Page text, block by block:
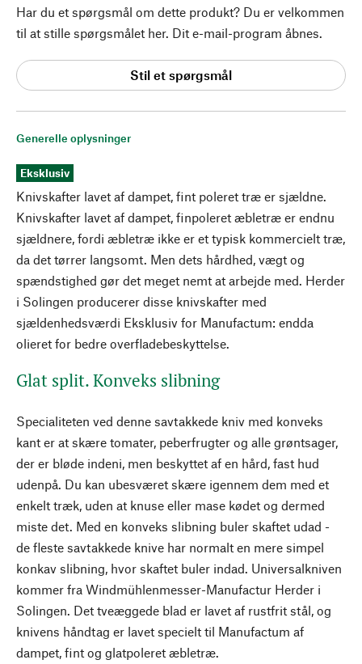
Generelle oplysninger
Eksklusiv
Knivskafter lavet af dampet, fint poleret træ er sjældne.
Knivskafter lavet af dampet, finpoleret æbletræ er endnu
sjældnere, fordi æbletræ ikke er et typisk kommercielt træ,
da det tørrer langsomt. Men dets hårdhed, vægt og
spændstighed gør det meget nemt at arbejde med. Herder
i Solingen producerer disse knivskafter med
sjældenhedsværdi Eksklusiv for Manufactum: endda
olieret for bedre overfladebeskyttelse.
Glat split. Konveks slibning
Specialiteten ved denne savtakkede kniv med konveks
kant er at skære tomater, peberfrugter og alle grøntsager,
der er bløde indeni, men beskyttet af en hård, fast hud
udenpå. Du kan ubesværet skære igennem dem med et
enkelt træk, uden at knuse eller mase kødet og dermed
miste det. Med en konveks slibning buler skaftet udad -
de fleste savtakkede knive har normalt en mere simpel
konkav slibning, hvor skaftet buler indad. Universalkniven
kommer fra Windmühlenmesser-Manufactur Herder i
Solingen. Det tveæggede blad er lavet af rustfrit stål, og
knivens håndtag er lavet specielt til Manufactum af
dampet, fint og glatpoleret æbletræ.
Har du et spørgsmål om dette produkt? Du er velkommen
til at stille spørgsmålet her. Dit e-mail-program åbnes.
Stil et spørgsmål